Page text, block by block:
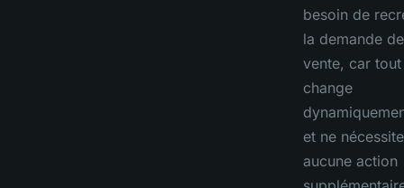
besoin de
la demande de
vente, car tout
change
et ne nécessite
aucune action